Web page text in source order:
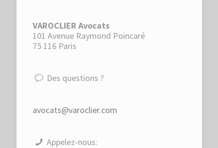
VAROCLIER Avocats
101 Avenue Raymond Poincaré
75 116 Paris
Des questions ?
avocats@varoclier.com
Appelez-nous: